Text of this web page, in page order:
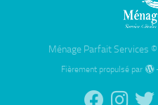
Ménage Parfait Services
Fièrement propulsé par -